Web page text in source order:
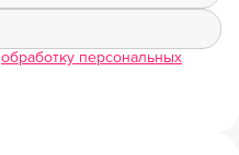
обработку персональных